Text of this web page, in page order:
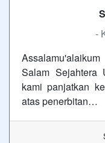
-
Salam Sejahtera
kami panjatkan
atas penerbitan…